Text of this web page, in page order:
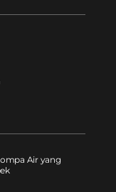
Air yang